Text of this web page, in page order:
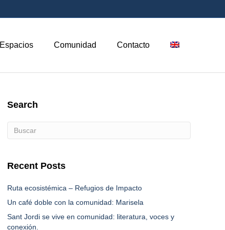
Espacios Comunidad Contacto
Search
Recent Posts
Ruta ecosistémica – Refugios de Impacto
Un café doble con la comunidad: Marisela
Sant Jordi se vive en comunidad: literatura, voces y
conexión.